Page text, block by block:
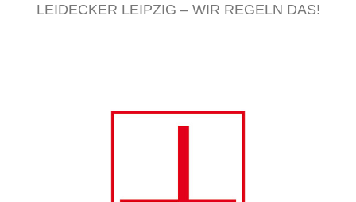
LEIDECKER LEIPZIG – WIR REGELN DAS!